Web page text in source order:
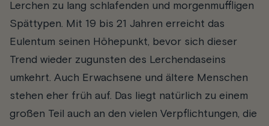
Lerchen zu lang schlafenden und morgenmuffligen
Spättypen. Mit 19 bis 21 Jahren erreicht das
Eulentum seinen Höhepunkt, bevor sich dieser
Trend wieder zugunsten des Lerchendaseins
umkehrt. Auch Erwachsene und ältere Menschen
stehen eher früh auf. Das liegt natürlich zu einem
großen Teil auch an den vielen Verpflichtungen, die